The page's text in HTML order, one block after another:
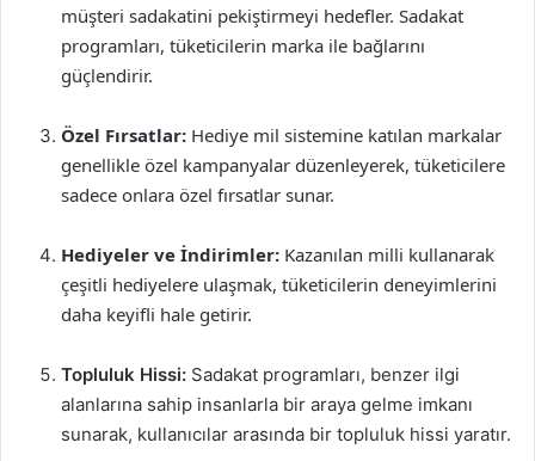
müşteri sadakatini pekiştirmeyi hedefler. Sadakat
programları, tüketicilerin marka ile bağlarını
güçlendirir.
Özel Fırsatlar: Hediye mil sistemine katılan markalar
genellikle özel kampanyalar düzenleyerek, tüketicilere
sadece onlara özel fırsatlar sunar.
Hediyeler ve İndirimler: Kazanılan milli kullanarak
çeşitli hediyelere ulaşmak, tüketicilerin deneyimlerini
daha keyifli hale getirir.
Topluluk Hissi: Sadakat programları, benzer ilgi
alanlarına sahip insanlarla bir araya gelme imkanı
sunarak, kullanıcılar arasında bir topluluk hissi yaratır.